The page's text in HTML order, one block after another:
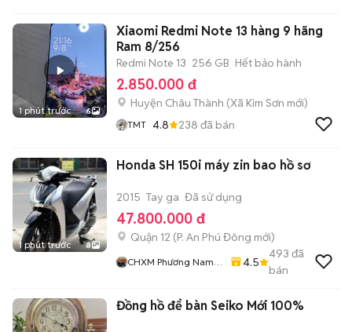
1 phút trước 6
Xiaomi Redmi Note 13 hàng 9 hãng
Ram 8/256
Redmi Note 13 256 GB Hết bảo hành
2.850.000 đ
Huyện Châu Thành (Xã Kim Sơn mới)
TMT 4.8 238 đã bán
1 phút trước 8
Honda SH 150i máy zin bao hồ sơ
2015 Tay ga Đã sử dụng
47.800.000 đ
Quận 12 (P. An Phú Đông mới)
CHXM Phương Nam
4.5
493 đã
bán
Đồng hồ để bàn Seiko Mới 100%